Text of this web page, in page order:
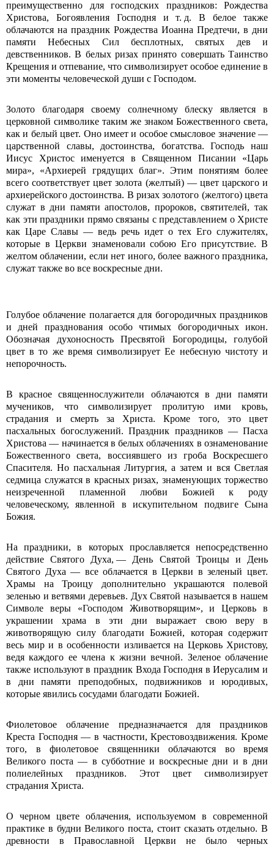
преимущественно для господских праздников: Рождества
Христова, Богоявления Господня и т. д. В белое также
облачаются на праздник Рождества Иоанна Предтечи, в дни
памяти Небесных Сил бесплотных, святых дев и
девственников. В белых ризах принято совершать Таинство
Крещения и отпевание, что символизирует особое единение в
эти моменты человеческой души с Господом.
Золото благодаря своему солнечному блеску является в
церковной символике таким же знаком Божественного света,
как и белый цвет. Оно имеет и особое смысловое значение —
царственной славы, достоинства, богатства. Господь наш
Иисус Хрис­тос именуется в Священном Писании «Царь
мира», «Архиерей грядущих благ». Этим понятиям более
всего соответствует цвет золота (желтый) — цвет царского и
архиерейского достоинства. В ризах золотого (желтого) цвета
служат в дни памяти апостолов, пророков, святителей, так
как эти праздники прямо связаны с представлением о Хрис­те
как Царе Славы — ведь речь идет о тех Его служителях,
которые в Церкви знаменовали собою Его присутствие. В
желтом облачении, если нет иного, более важного праздника,
служат также во все воскресные дни.
Голубое облачение полагается для богородичных праздников
и дней празднования особо чтимых богородичных икон.
Обозначая духоносность Пресвятой Богородицы, голубой
цвет в то же время символизирует Ее небесную чистоту и
непорочность.
В красное священнослужители облачаются в дни памяти
мучеников, что символизирует пролитую ими кровь,
страдания и смерть за Христа. Кроме того, это цвет
пасхальных богослужений. Праздник праздников — Пасха
Хрис­това — начинается в белых облачениях в ознаменование
Божественного света, воссиявшего из гроба Воскресшего
Спасителя. Но пасхальная Литургия, а затем и вся Светлая
седмица служатся в красных ризах, знаменующих торжество
неизреченной пламенной любви Божией к роду
человеческому, явленной в искупительном подвиге Сына
Божия.
На праздники, в которых прославляется непосредственно
действие Святого Духа, — День Святой Троицы и День
Святого Духа — все облачается в Церкви в зеленый цвет.
Храмы на Троицу дополнительно украшаются полевой
зеленью и ветвями деревьев. Дух Святой называется в нашем
Символе веры «Господом Животворящим», и Церковь в
украшении храма в эти дни выражает свою веру в
животворящую силу благодати Божией, которая содержит
весь мир и в особенности изливается на Церковь Хрис­тову,
ведя каждого ее члена к жизни вечной. Зеленое облачение
также используют в праздник Входа Господня в Иерусалим и
в дни памяти преподобных, подвижников и юродивых,
которые явились сосудами благодати Божией.
Фиолетовое облачение предназначается для праздников
Креста Господня — в частности, Крестовоздвижения. Кроме
того, в фиолетовое священники облачаются во время
Великого поста — в субботние и воскресные дни и в дни
полиелейных праздников. Этот цвет символизирует
страдания Христа.
О черном цвете облачения, используемом в современной
практике в будни Великого поста, стоит сказать отдельно. В
древности в Православной Церкви не было черных